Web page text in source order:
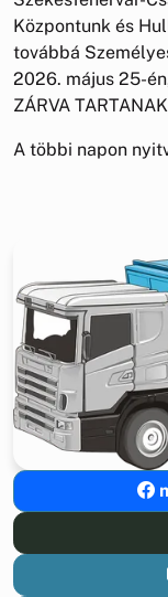
Központunk és
továbbá
2026. május 25-
ZÁRVA
A többi napon